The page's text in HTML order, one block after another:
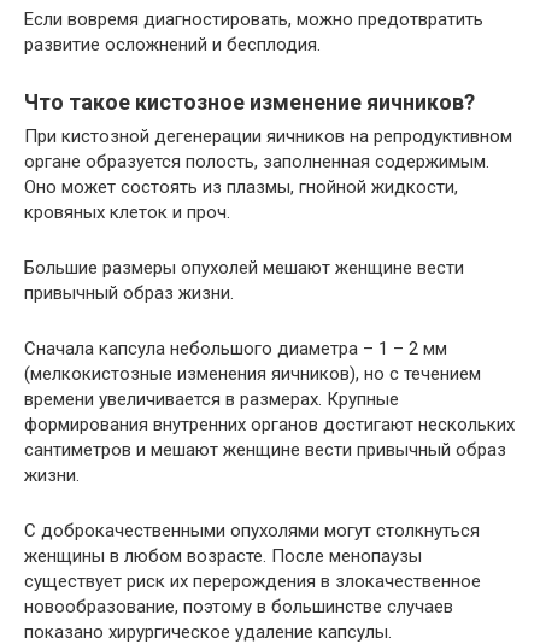
Если вовремя диагностировать, можно предотвратить
развитие осложнений и бесплодия.
Что такое кистозное изменение яичников?
При кистозной дегенерации яичников на репродуктивном
органе образуется полость, заполненная содержимым.
Оно может состоять из плазмы, гнойной жидкости,
кровяных клеток и проч.
Большие размеры опухолей мешают женщине вести
привычный образ жизни.
Сначала капсула небольшого диаметра – 1 – 2 мм
(мелкокистозные изменения яичников), но с течением
времени увеличивается в размерах. Крупные
формирования внутренних органов достигают нескольких
сантиметров и мешают женщине вести привычный образ
жизни.
С доброкачественными опухолями могут столкнуться
женщины в любом возрасте. После менопаузы
существует риск их перерождения в злокачественное
новообразование, поэтому в большинстве случаев
показано хирургическое удаление капсулы.